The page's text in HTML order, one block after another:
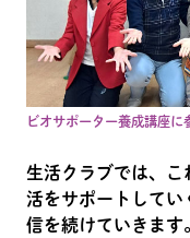
ビオサポーター養成講座に
生活クラブでは、こ
活をサポートしてい
信を続けていきます